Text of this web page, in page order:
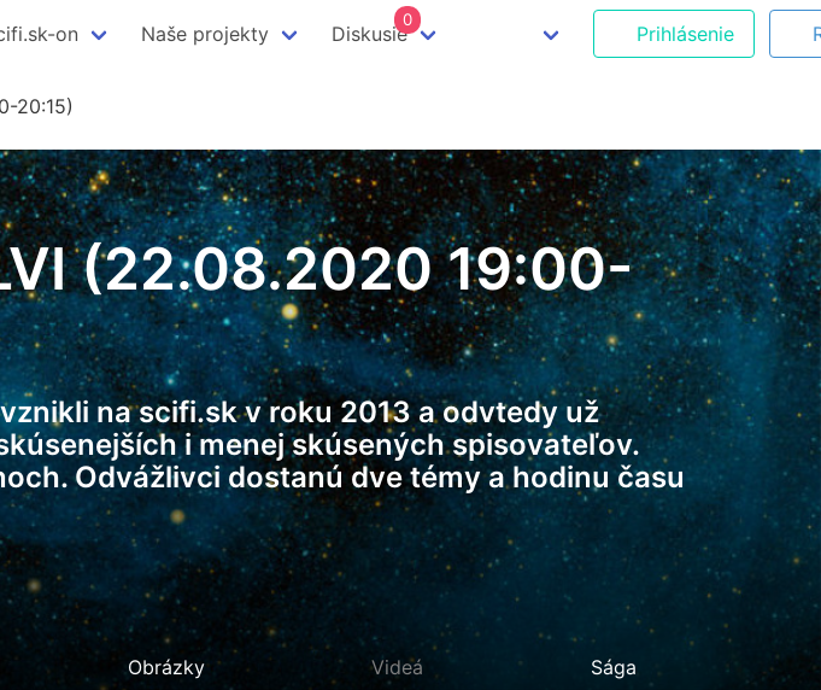
on Naše projekty Diskusie
0
Prihlásenie
20:15)
(22.08.2020 19:00-
na scifi.sk v roku 2013 a odvtedy už
i menej skúsených spisovateľov.
Odvážlivci dostanú dve témy a hodinu času
Obrázky Videá Sága